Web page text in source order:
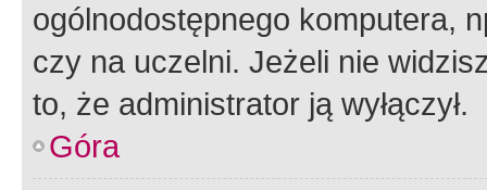
ogólnodostępnego komputera,
czy na uczelni. Jeżeli nie
to, że administrator ją wyłączył.
Góra